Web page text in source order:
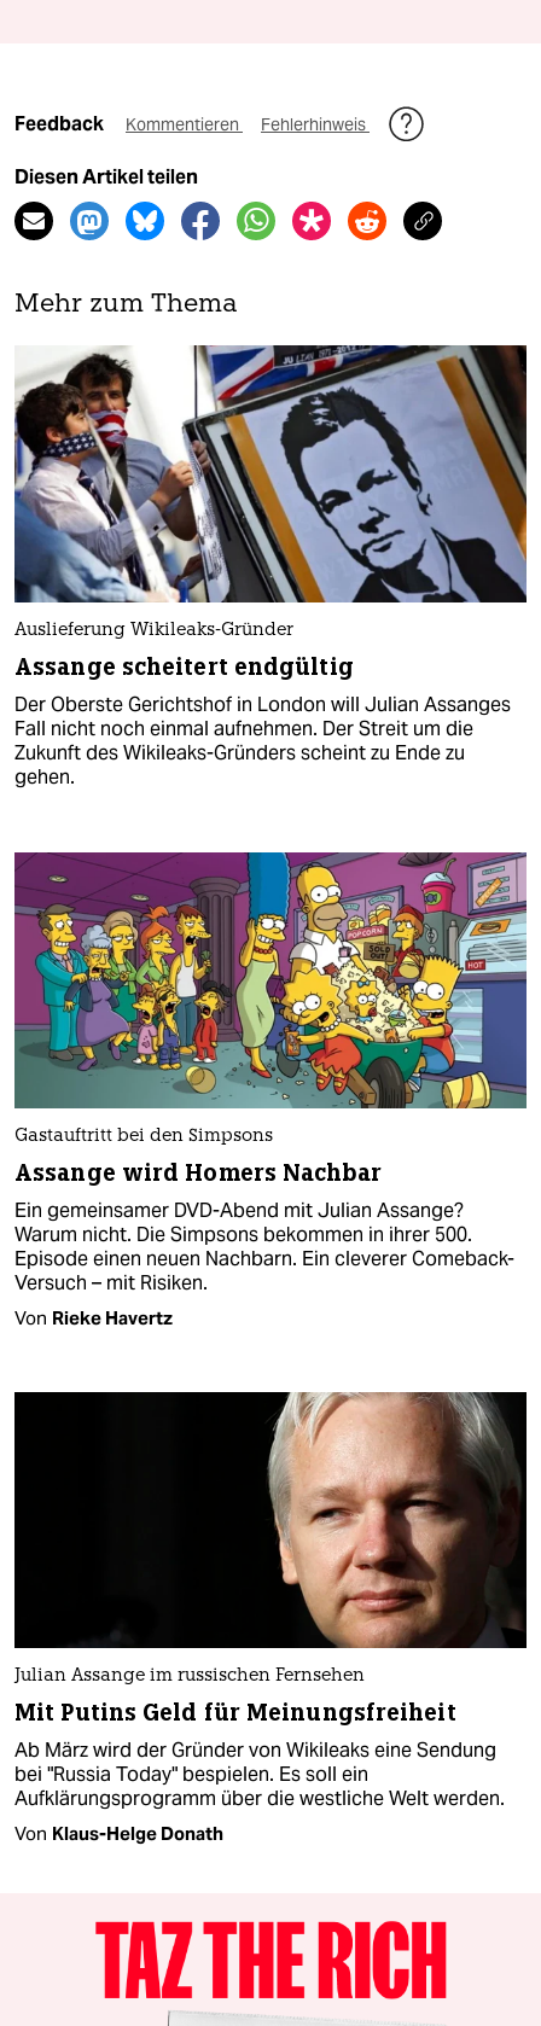
Feedback Kommentieren Fehlerhinweis
Diesen Artikel teilen
Mehr zum Thema
Auslieferung Wikileaks-Gründer
Assange scheitert endgültig
Der Oberste Gerichtshof in London will Julian Assanges
Fall nicht noch einmal aufnehmen. Der Streit um die
Zukunft des Wikileaks-Gründers scheint zu Ende zu
gehen.
Gastauftritt bei den Simpsons
Assange wird Homers Nachbar
Ein gemeinsamer DVD-Abend mit Julian Assange?
Warum nicht. Die Simpsons bekommen in ihrer 500.
Episode einen neuen Nachbarn. Ein cleverer Comeback-
Versuch – mit Risiken.
Von Rieke Havertz
Julian Assange im russischen Fernsehen
Mit Putins Geld für Meinungsfreiheit
Ab März wird der Gründer von Wikileaks eine Sendung
bei "Russia Today" bespielen. Es soll ein
Aufklärungsprogramm über die westliche Welt werden.
Von Klaus-Helge Donath